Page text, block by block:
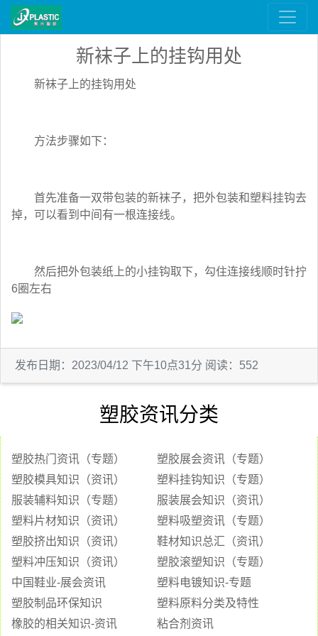
新袜子上的挂钩用处
新袜子上的挂钩用处
方法步骤如下：
首先准备一双带包装的新袜子，把外包装和塑料挂钩去
掉，可以看到中间有一根连接线。
然后把外包装纸上的小挂钩取下，勾住连接线顺时针拧
6圈左右
发布日期：2023/04/12 下午10点31分 阅读：552
塑胶资讯分类
塑胶热门资讯（专题）
塑胶展会资讯（专题）
塑胶模具知识（资讯）
塑料挂钩知识（专题）
服装辅料知识（专题）
服装展会知识（资讯）
塑料片材知识（资讯）
塑料吸塑资讯（专题）
塑胶挤出知识（资讯）
鞋材知识总汇（资讯）
塑料冲压知识（资讯）
塑胶滚塑知识（专题）
中国鞋业-展会资讯
塑料电镀知识-专题
塑胶制品环保知识
塑料原料分类及特性
橡胶的相关知识-资讯
粘合剂资讯